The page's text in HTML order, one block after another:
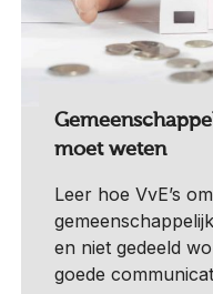
moet weten
Leer hoe VvE’s
en niet gedeeld
goede